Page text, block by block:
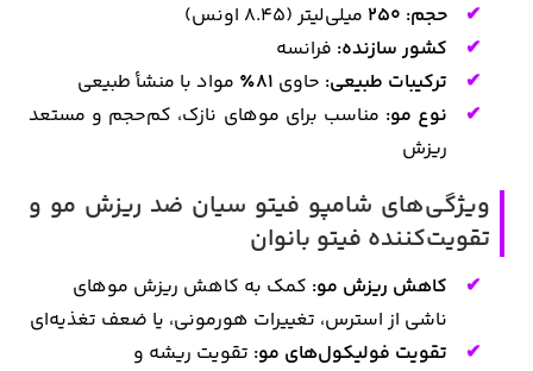
حجم: 250
میلی‌لیتر (8.45 اونس)
کشور سازنده: فرانسه
ترکیبات طبیعی: حاوی 81٪
مواد با منشأ طبیعی
نوع مو: مناسب برای موهای نازک، کم‌حجم و مستعد
ریزش
ویژگی‌های شامپو فیتو سیان ضد ریزش مو و
تقویت‌کننده فیتو بانوان
کاهش ریزش مو: کمک به کاهش ریزش موهای
ناشی از استرس، تغییرات هورمونی، یا ضعف تغذیه‌ای
تقویت فولیکول‌های مو: تقویت ریشه و